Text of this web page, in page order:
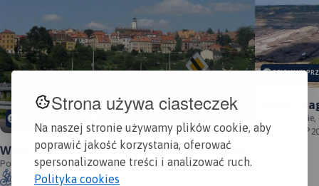
Strona używa ciasteczek
Na naszej stronie używamy plików cookie, aby
poprawić jakość korzystania, oferować
spersonalizowane treści i analizować ruch.
Polityka cookies
Widły Wisły i Sanu - Sandomierz - Zawichost -
Annopol - oficjalny przebieg
Polska, świętokrzyskie, Sandomierz
6/6
101 km 458m
OFICJALNY
Łódzka
Polska,